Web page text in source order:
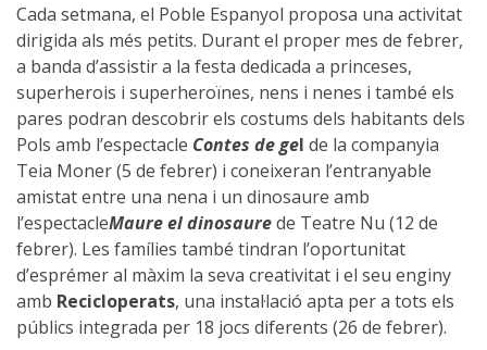
Cada setmana, el Poble Espanyol proposa una activitat
dirigida als més petits. Durant el proper mes de febrer,
a banda d’assistir a la festa dedicada a princeses,
superherois i superheroïnes, nens i nenes i també els
pares podran descobrir els costums dels habitants dels
Pols amb l’espectacle Contes de gel de la companyia
Teia Moner (5 de febrer) i coneixeran l’entranyable
amistat entre una nena i un dinosaure amb
l’espectacleMaure el dinosaurede Teatre Nu (12 de
febrer). Les famílies també tindran l’oportunitat
d’esprémer al màxim la seva creativitat i el seu enginy
amb Recicloperats, una instal·lació apta per a tots els
públics integrada per 18 jocs diferents (26 de febrer).